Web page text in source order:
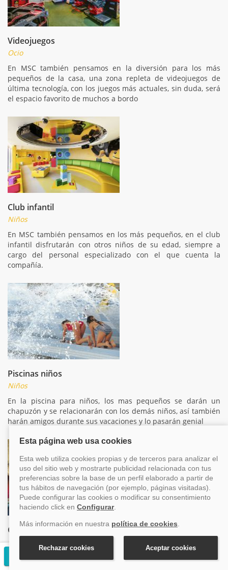
Videojuegos
Ocio
En MSC también pensamos en la diversión para los más
pequeños de la casa, una zona repleta de videojuegos de
última tecnología, con los juegos más actuales, sin duda, será
el espacio favorito de muchos a bordo
Club infantil
Niños
En MSC también pensamos en los más pequeños, en el club
infantil disfrutarán con otros niños de su edad, siempre a
cargo del personal especializado con el que cuenta la
compañía.
Piscinas niños
Niños
En la piscina para niños, los mas pequeños se darán un
chapuzón y se relacionarán con los demás niños, así también
harán amigos durante sus vacaciones y lo pasarán genial
Club juvenil
Niños
Aquellos que ya no son tan niños, también encontrarán su
espacio a bordo para que se relacionen con otros pasajeros